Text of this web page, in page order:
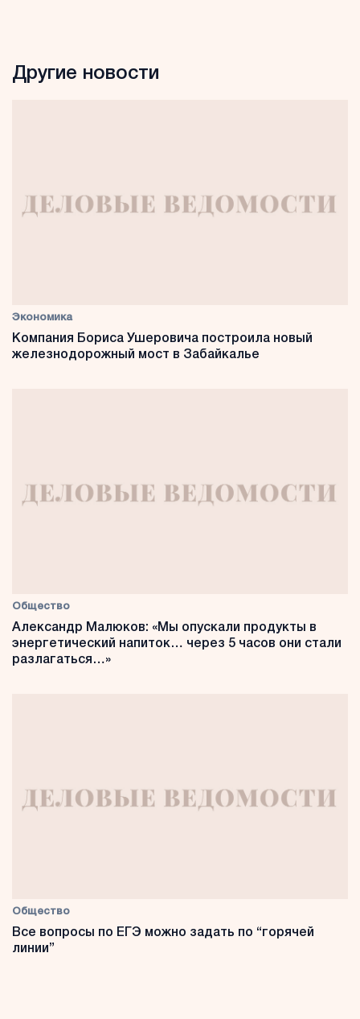
Другие новости
Экономика
Компания Бориса Ушеровича построила новый
железнодорожный мост в Забайкалье
Общество
Александр Малюков: «Мы опускали продукты в
энергетический напиток… через 5 часов они стали
разлагаться…»
Общество
Все вопросы по ЕГЭ можно задать по “горячей
линии”